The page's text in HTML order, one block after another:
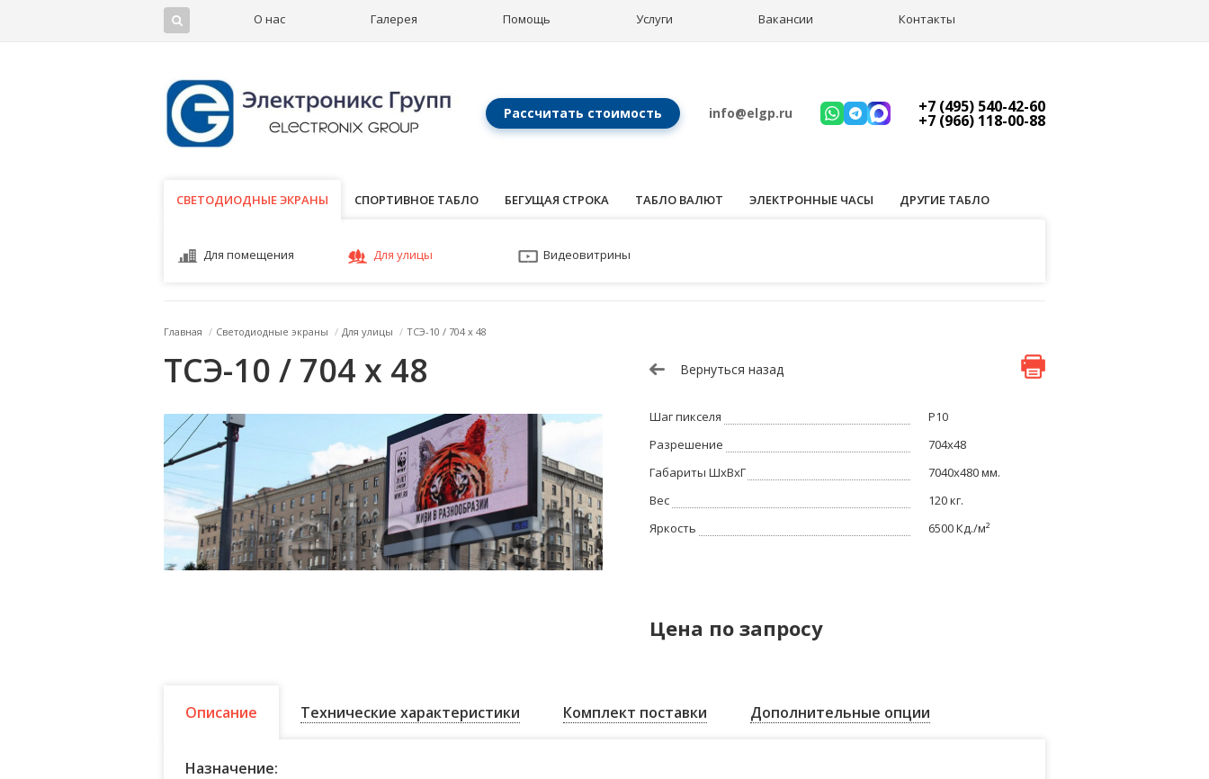
О нас Галерея Помощь Услуги Вакансии Контакты
Рассчитать стоимость info@elgp.ru +7 (495) 540-42-60
+7 (966) 118-00-88
СВЕТОДИОДНЫЕ ЭКРАНЫ
СВЕТОДИОДНЫЕ ЭКРАНЫ СПОРТИВНОЕ ТАБЛО БЕГУЩАЯ СТРОКА ТАБЛО ВАЛЮТ ЭЛЕКТРОННЫЕ ЧАСЫ ДРУГИЕ ТАБЛО
Для помещения Для улицы Видеовитрины
Главная / Светодиодные экраны / Для улицы / ТСЭ-10 / 704 x 48
ТСЭ-10 / 704 x 48 Вернуться назад
Шаг пикселя
P10
Разрешение
704x48
Габариты ШхВхГ
7040x480 мм.
Вес
120 кг.
Яркость
6500 Кд./м²
Цена по запросу
Описание Технические характеристики Комплект поставки Дополнительные опции
Назначение: